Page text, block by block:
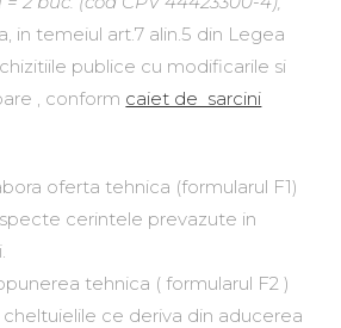
in temeiul art.7 alin.5 din Legea
publice cu modificarile si
, conform caiet de sarcini
oferta tehnica (formularul F1)
cerintele prevazute in
tehnica ( formularul F2 )
ce deriva din aducerea